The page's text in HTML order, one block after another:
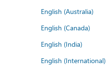
English (Australia)
English (Canada)
English (India)
English (International)